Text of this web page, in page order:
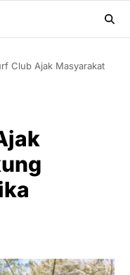
Club Ajak Masyarakat